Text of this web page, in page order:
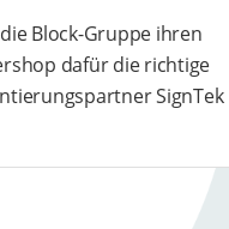
Block-Gruppe ihren
dafür die richtige
SignTek